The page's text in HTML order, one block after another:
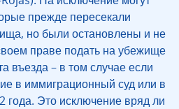
прежде пересекали
но были остановлены и не
праве подать на убежище
въезда – в том случае если
в иммиграционный суд или в
года. Это исключение вряд ли